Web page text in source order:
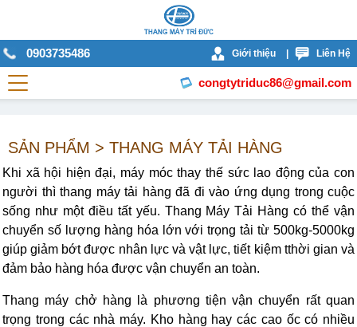
0903735486 Giới thiệu Liên Hệ
congtytriduc86@gmail.com
SẢN PHẨM > THANG MÁY TẢI HÀNG
Khi xã hội hiện đại, máy móc thay thế sức lao động của con
người thì thang máy tải hàng đã đi vào ứng dụng trong cuộc
sống như một điều tất yếu. Thang Máy Tải Hàng có thể vận
chuyển số lượng hàng hóa lớn với trọng tải từ 500kg-5000kg
giúp giảm bớt được nhân lực và vật lực, tiết kiệm tthời gian và
đảm bảo hàng hóa được vận chuyển an toàn.
Thang máy chở hàng là phương tiện vận chuyển rất quan
trọng trong các nhà máy. Kho hàng hay các cao ốc có nhiều